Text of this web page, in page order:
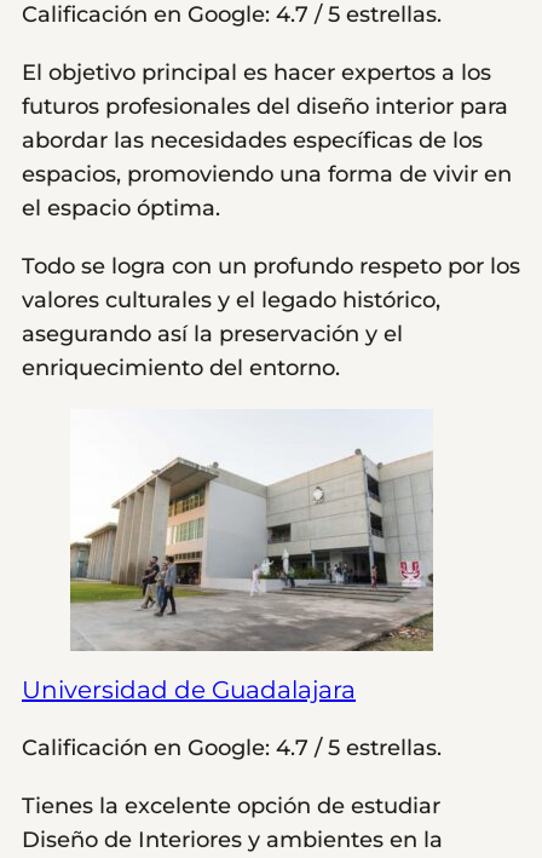
Calificación en Google: 4.7 / 5 estrellas.
El objetivo principal es hacer expertos a los
futuros profesionales del diseño interior para
abordar las necesidades específicas de los
espacios, promoviendo una forma de vivir en
el espacio óptima.
Todo se logra con un profundo respeto por los
valores culturales y el legado histórico,
asegurando así la preservación y el
enriquecimiento del entorno.
Universidad de Guadalajara
Calificación en Google: 4.7 / 5 estrellas.
Tienes la excelente opción de estudiar
Diseño de Interiores y ambientes en la